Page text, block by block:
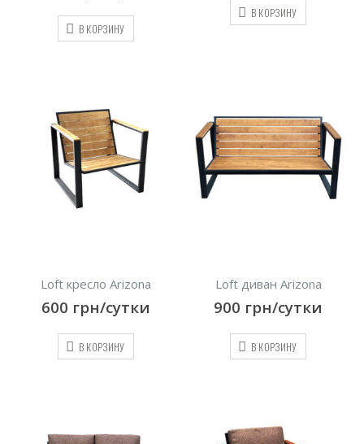
В КОРЗИНУ
В КОРЗИНУ
Loft кресло Arizona
600 грн/сутки
В КОРЗИНУ
Loft диван Arizona
900 грн/сутки
В КОРЗИНУ